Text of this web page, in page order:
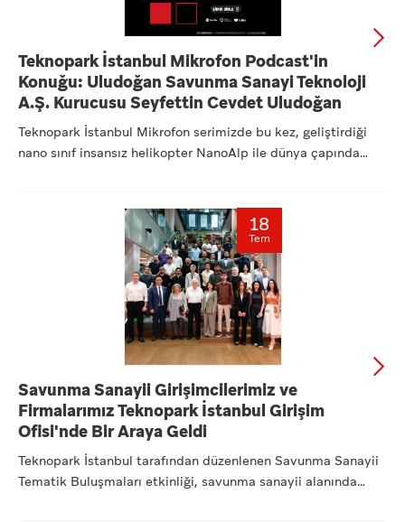
Teknopark İstanbul Mikrofon Podcast'in
Konuğu: Uludoğan Savunma Sanayi Teknoloji
A.Ş. Kurucusu Seyfettin Cevdet Uludoğan
Teknopark İstanbul Mikrofon serimizde bu kez, geliştirdiği
nano sınıf insansız helikopter NanoAlp ile dünya çapında
18
Tem
Savunma Sanayii Girişimcilerimiz ve
Firmalarımız Teknopark İstanbul Girişim
Ofisi'nde Bir Araya Geldi
Teknopark İstanbul tarafından düzenlenen Savunma Sanayii
Tematik Buluşmaları etkinliği, savunma sanayii alanında